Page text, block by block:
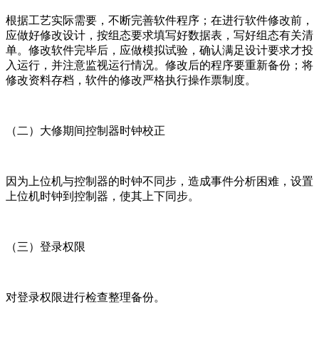
根据工艺实际需要，不断完善软件程序；在进行软件修改前，
应做好修改设计，按组态要求填写好数据表，写好组态有关清
单。修改软件完毕后，应做模拟试验，确认满足设计要求才投
入运行，并注意监视运行情况。修改后的程序要重新备份；将
修改资料存档，软件的修改严格执行操作票制度。
（二）大修期间控制器时钟校正
因为上位机与控制器的时钟不同步，造成事件分析困难，设置
上位机时钟到控制器，使其上下同步。
（三）登录权限
对登录权限进行检查整理备份。